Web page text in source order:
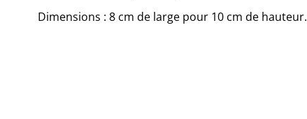
Dimensions : 8 cm de large pour 10 cm de hauteur.